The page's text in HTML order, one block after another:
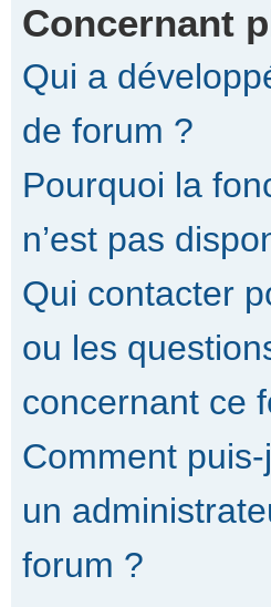
Concernant
Qui a
de forum ?
Pourquoi la
n’est pas
Qui contacter
ou les
concernant ce
Comment
un
forum ?